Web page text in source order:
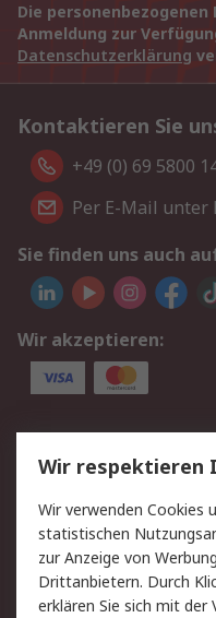
Die personenbezogenen
Anmeldung zur
Datenschutzerklärung
Kontaktieren Sie
+49 (0) 69 5800
Per E-Mail unter
Sie finden uns auch
Wir akzeptieren:
Service
Value Added Services
Rücksendungen
Hilfe
Rechtliches
Wir respektieren
Wir verwenden Cookies
statistischen
zur Anzeige von
Drittanbietern. Durch
erklären Sie sich mit der